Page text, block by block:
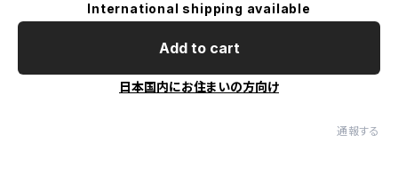
International shipping available
Add to cart
日本国内にお住まいの方向け
通報する